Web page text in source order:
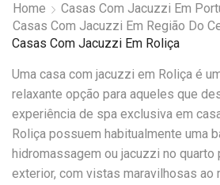
Home
Casas Com Jacuzzi Em
Casas Com Jacuzzi Em Região Do
Casas Com Jacuzzi Em Roliça
Uma casa com jacuzzi em Roliça é
relaxante opção para aqueles que
experiência de spa exclusiva em
Roliça possuem habitualmente uma
hidromassagem ou jacuzzi no quarto
exterior, com vistas maravilhosas ao